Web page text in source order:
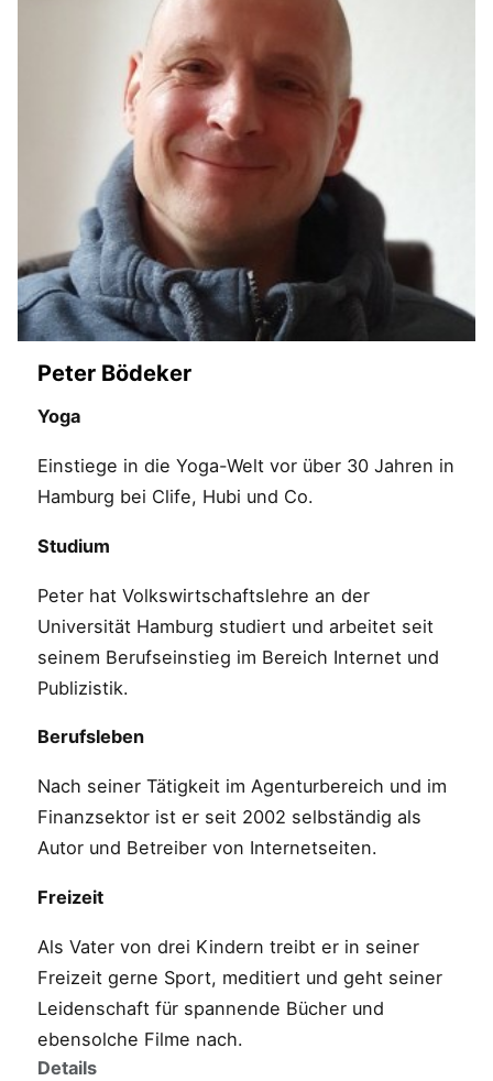
Peter Bödeker
Yoga
Einstiege in die Yoga-Welt vor über 30 Jahren in
Hamburg bei Clife, Hubi und Co.
Studium
Peter hat Volkswirtschaftslehre an der
Universität Hamburg studiert und arbeitet seit
seinem Berufseinstieg im Bereich Internet und
Publizistik.
Berufsleben
Nach seiner Tätigkeit im Agenturbereich und im
Finanzsektor ist er seit 2002 selbständig als
Autor und Betreiber von Internetseiten.
Freizeit
Als Vater von drei Kindern treibt er in seiner
Freizeit gerne Sport, meditiert und geht seiner
Leidenschaft für spannende Bücher und
ebensolche Filme nach.
Details